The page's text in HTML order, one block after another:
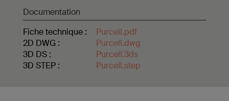
Documentation
Fiche technique :
Purcell.pdf
2D DWG :
Purcell.dwg
3D DS :
Purcell.3ds
3D STEP :
Purcell.step